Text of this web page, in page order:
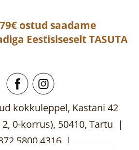
ostud saadame
EestisiseseltTASUTA
kokkuleppel, Kastani 42
0-korrus), 50410, Tartu |
5800 4316 |